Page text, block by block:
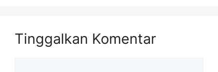
Tinggalkan Komentar